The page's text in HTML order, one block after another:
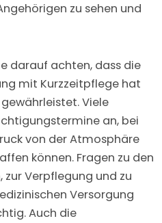
zu sehen und
darauf achten, dass die
mit Kurzzeitpflege hat
Viele
an, bei
von der Atmosphäre
können. Fragen zu den
Verpflegung und zu
Versorgung
Auch die